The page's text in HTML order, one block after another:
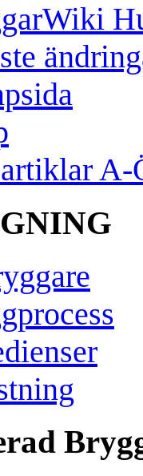
A-